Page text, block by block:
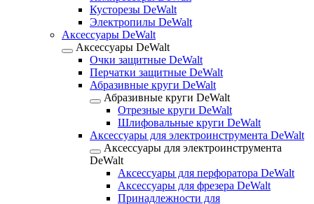
Кусторезы DeWalt
Электропилы DeWalt
Аксессуары DeWalt
Аксессуары DeWalt
Очки защитные DeWalt
Перчатки защитные DeWalt
Абразивные круги DeWalt
Абразивные круги DeWalt
Отрезные круги DeWalt
Шлифовальные круги DeWalt
Аксессуары для электроинструмента DeWalt
Аксессуары для электроинструмента
DeWalt
Аксессуары для перфоратора DeWalt
Аксессуары для фрезера DeWalt
Принадлежности для